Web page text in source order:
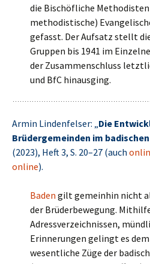
die Bischöfliche
methodistische)
gefasst. Der Aufsatz stellt
Gruppen bis 1941 im
der Zusammenschluss
und BfC hinausging.
Armin Lindenfelser: „Die
Brüdergemeinden im
(2023), Heft 3, S. 20–27 (auch
online).
Baden gilt gemeinhin nicht
der Brüderbewegung.
Adressverzeichnissen,
Erinnerungen gelingt es
wesentliche Züge der